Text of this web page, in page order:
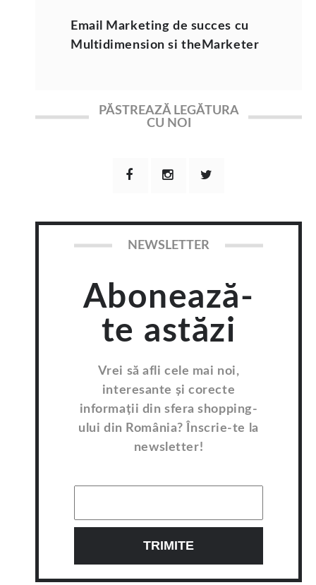
Email Marketing de succes cu
Multidimension si theMarketer
PĂSTREAZĂ LEGĂTURA
CU NOI
NEWSLETTER
Abonează-
te astăzi
Vrei să afli cele mai noi,
interesante și corecte
informații din sfera shopping-
ului din România? Înscrie-te la
newsletter!